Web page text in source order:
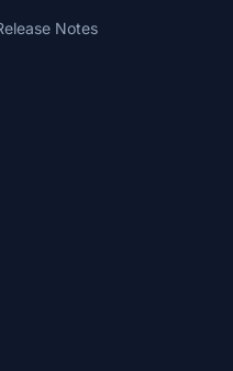
Notes